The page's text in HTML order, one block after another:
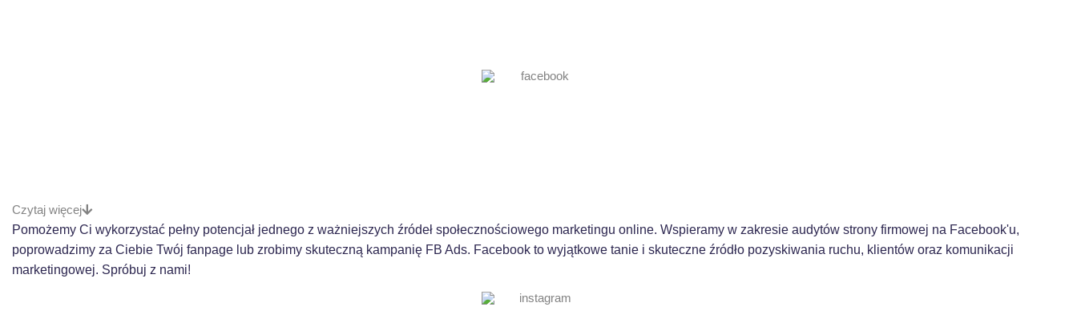
Czytaj więcej
Pomożemy Ci wykorzystać pełny potencjał jednego z ważniejszych źródeł społecznościowego marketingu online. Wspieramy w zakresie audytów strony firmowej na Facebook'u,
poprowadzimy za Ciebie Twój fanpage lub zrobimy skuteczną kampanię FB Ads. Facebook to wyjątkowe tanie i skuteczne źródło pozyskiwania ruchu, klientów oraz komunikacji
marketingowej. Spróbuj z nami!